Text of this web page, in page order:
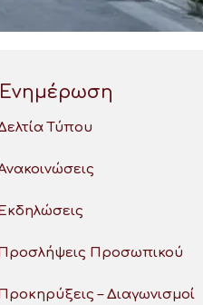
Ενημέρωση
Τύπου
Εκδηλώσεις
Προσλήψεις Προσωπικού
Προκηρύξεις – Διαγωνισμοί